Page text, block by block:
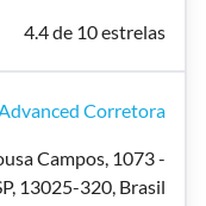
4.4 de 10 estrelas
Corretora
Campos, 1073 -
13025-320, Brasil